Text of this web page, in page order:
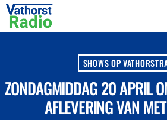
SHOWS OP
ZONDAGMIDDAG 20 APRIL
AFLEVERING VAN